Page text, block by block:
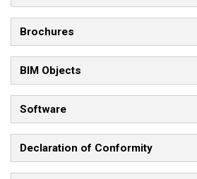
Brochures
BIM Objects
Software
Declaration of Conformity